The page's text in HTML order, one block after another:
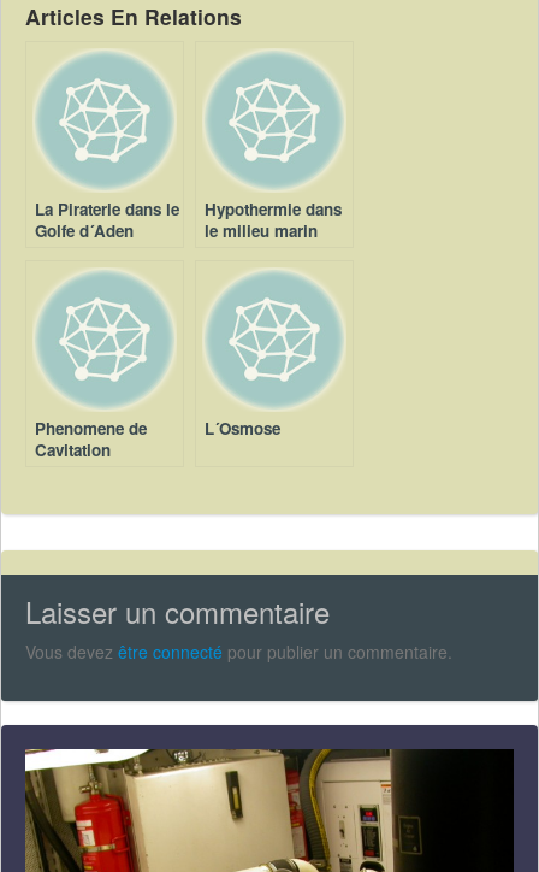
Articles En Relations
La Piraterie dans le
Golfe d´Aden
Hypothermie dans
le milieu marin
Phenomene de
Cavitation
L´Osmose
Laisser un commentaire
Vous devez être connecté pour publier un commentaire.